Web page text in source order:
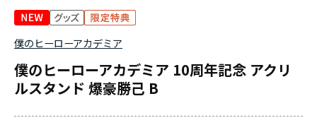
僕のヒーローアカデミア
僕のヒーローアカデミア 10周年記念 アクリ
ルスタンド 爆豪勝己 B